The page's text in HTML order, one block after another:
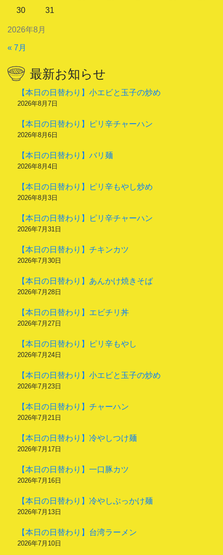
2026年8月
30
31
« 7月
最新お知らせ
【本日の日替わり】小エビと玉子の炒め
2026年8月7日
【本日の日替わり】ピリ辛チャーハン
2026年8月6日
【本日の日替わり】バリ麺
2026年8月4日
【本日の日替わり】ピリ辛もやし炒め
2026年8月3日
【本日の日替わり】ピリ辛チャーハン
2026年7月31日
【本日の日替わり】チキンカツ
2026年7月30日
【本日の日替わり】あんかけ焼きそば
2026年7月28日
【本日の日替わり】エビチリ丼
2026年7月27日
【本日の日替わり】ピリ辛もやし
2026年7月24日
【本日の日替わり】小エビと玉子の炒め
2026年7月23日
【本日の日替わり】チャーハン
2026年7月21日
【本日の日替わり】冷やしつけ麺
2026年7月17日
【本日の日替わり】一口豚カツ
2026年7月16日
【本日の日替わり】冷やしぶっかけ麺
2026年7月13日
【本日の日替わり】台湾ラーメン
2026年7月10日